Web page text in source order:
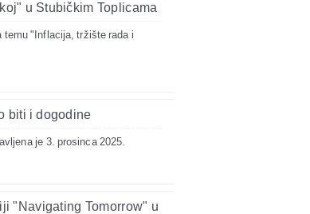
u Stubičkim Toplicama
temu "Inflacija, tržište rada i
biti i dogodine
je 3. prosinca 2025.
"Navigating Tomorrow" u